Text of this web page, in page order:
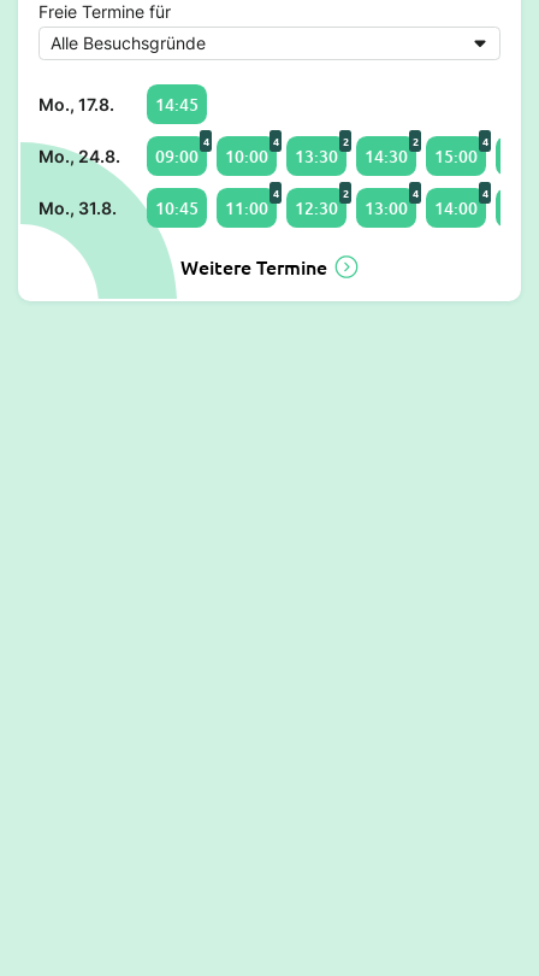
Freie Termine für
Mo., 17.8. 14:45
Mo., 24.8. 09:00
4
10:00
4
13:30
2
14:30
2
15:00
4
Mo., 31.8. 10:45 11:00
4
12:30
2
13:00
4
14:00
4
Weitere Termine